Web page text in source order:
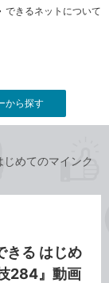
できるネットについて
から探す
めてのマインク
きる はじめ
284』動画